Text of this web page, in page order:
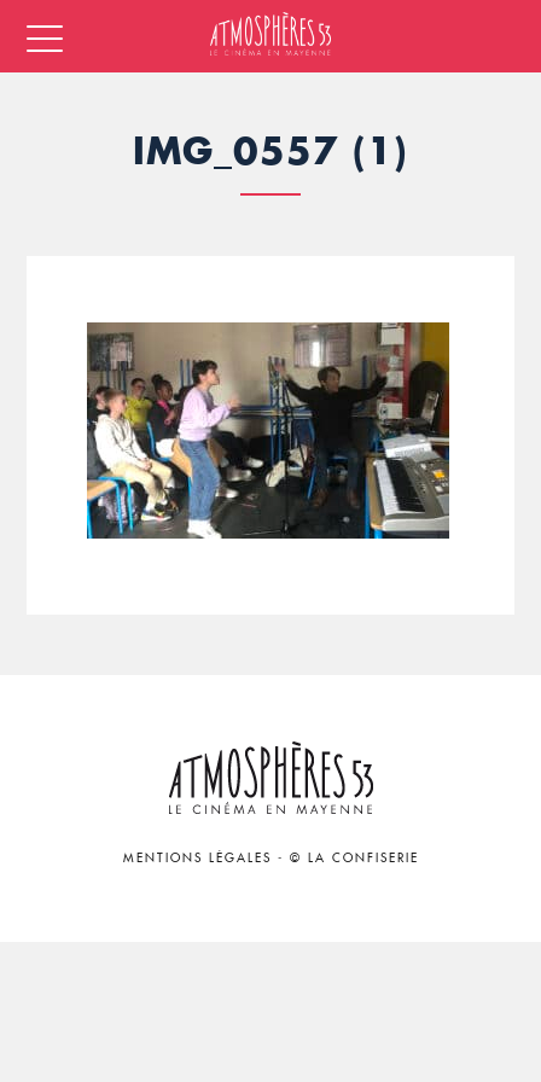
IMG_0557 (1)
MENTIONS LÉGALES - © LA CONFISERIE